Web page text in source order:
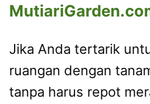
Jika Anda tertarik
ruangan dengan
tanpa harus repot